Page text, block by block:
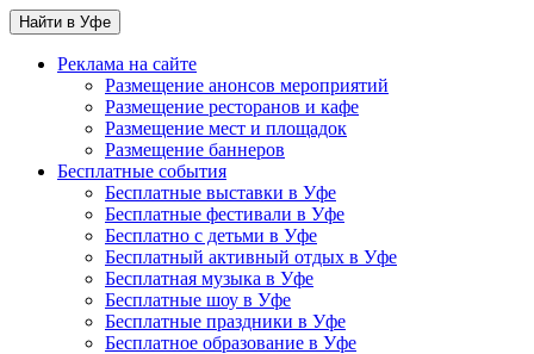
Найти в Уфе
Реклама на сайте
Размещение анонсов мероприятий
Размещение ресторанов и кафе
Размещение мест и площадок
Размещение баннеров
Бесплатные события
Бесплатные выставки в Уфе
Бесплатные фестивали в Уфе
Бесплатно с детьми в Уфе
Бесплатный активный отдых в Уфе
Бесплатная музыка в Уфе
Бесплатные шоу в Уфе
Бесплатные праздники в Уфе
Бесплатное образование в Уфе